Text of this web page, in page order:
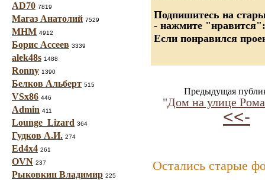
AD70 7819
Магаз Анатолий 7529
МНМ 4912
Борис Ассеев 3339
alek48s 1488
Ronny 1390
Белков Альберт 515
VSx86 446
Admin 411
Lounge_Lizard 364
Гудков А.И. 274
Ed4x4 261
OVN 237
Рыковкин Владимир 225
Подпишитесь на
- нажмите "нравится":
Если понравился
Предыдущая
"Дом на улице
<<-
Остались старые